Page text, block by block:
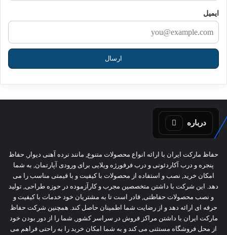
ایمیل
درباره
حفاظ مارکت ایران با ارائه انواع محصولات متنوع, مانند نرده آهنی دیوار, حفاظ
پنجره و درب آکاردئونی و درب فرفورژه ویلایی برای ورودی آپارتمان, به شما
امکان خرید, نصب و استفاده از محصولات با کیفیت و با قیمتی مناسب را می
دهد. این شرکت با داشتن متخصصین مجرب و کارآزموده در حوزه طراحی, تولید
و نصب محصولات حفاظتی, قادر است تا به مشتریان خود خدمات با کیفیت و
حرفه ای ارائه دهد و از رضایت شما اطمینان حاصل کند. همچنین شرکت حفاظ
مارکت ایران با داشتن مراکز فروش در سراسر کشور, شما را از دور بودن خود
از محل فروشگاه مستثنی می کند و به شما امکان خرید را به راحتی فراهم می